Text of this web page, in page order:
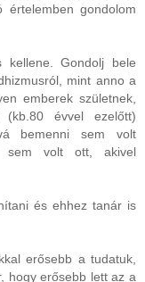
értelemben gondolom
Gondolj bele
mint anno a
emberek születnek,
évvel ezelőtt)
bemenni sem volt
sem volt ott, akivel
és ehhez tanár is
erősebb a tudatuk,
hogy erősebb lett az a